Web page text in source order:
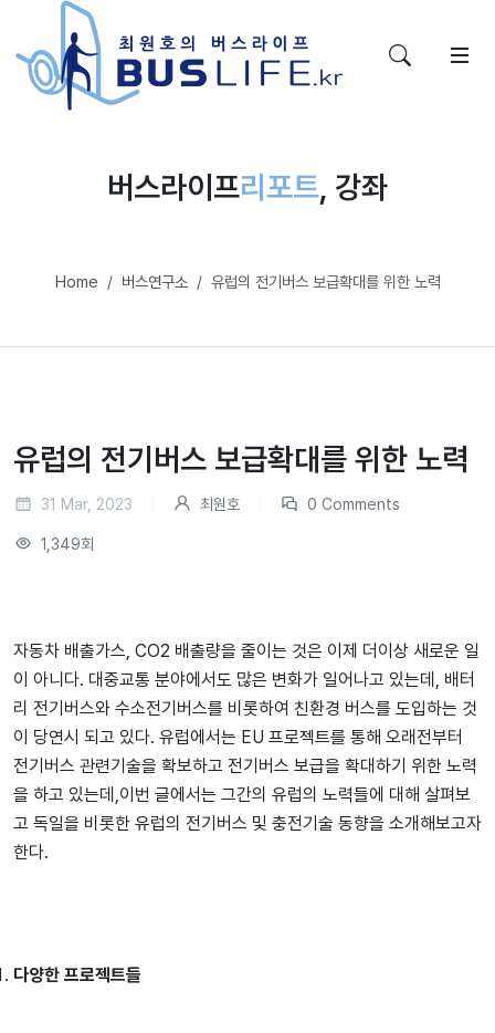
버스라이프리포트, 강좌
Home 버스연구소 유럽의 전기버스 보급확대를 위한 노력
유럽의 전기버스 보급확대를 위한 노력
31 Mar, 2023 최원호 0 Comments
1,349회
자동차 배출가스, CO2 배출량을 줄이는 것은 이제 더이상 새로운 일
이 아니다. 대중교통 분야에서도 많은 변화가 일어나고 있는데, 배터
리 전기버스와 수소전기버스를 비롯하여 친환경 버스를 도입하는 것
이 당연시 되고 있다. 유럽에서는 EU 프로젝트를 통해 오래전부터
전기버스 관련기술을 확보하고 전기버스 보급을 확대하기 위한 노력
을 하고 있는데,이번 글에서는 그간의 유럽의 노력들에 대해 살펴보
고 독일을 비롯한 유럽의 전기버스 및 충전기술 동향을 소개해보고자
한다.
다양한 프로젝트들